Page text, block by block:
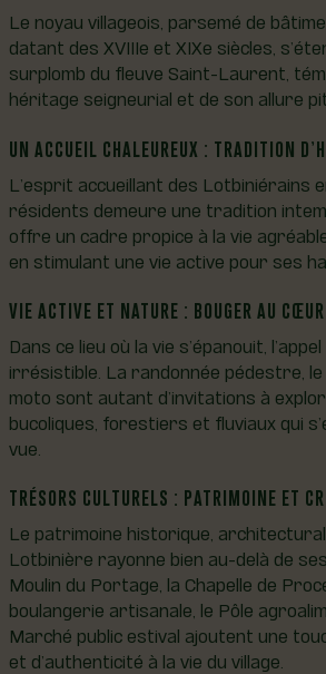
Le noyau villageois, parsemé de
datant des XVIIIe et XIXe siècles,
surplomb du fleuve Saint-Laurent,
héritage seigneurial et de son allure
UN ACCUEIL CHALEUREUX : TRADITION
L’esprit accueillant des Lotbiniérains
résidents demeure une tradition
offre un cadre propice à la vie
en stimulant une vie active pour ses
VIE ACTIVE ET NATURE : BOUGER AU
Dans ce lieu où la vie s’épanouit,
irrésistible. La randonnée pédestre, le
moto sont autant d’invitations à
bucoliques, forestiers et fluviaux qui
vue.
TRÉSORS CULTURELS : PATRIMOINE ET
Le patrimoine historique,
Lotbinière rayonne bien au-delà de
Moulin du Portage, la Chapelle de
boulangerie artisanale, le Pôle
Marché public estival ajoutent une
et d’authenticité à la vie du village.